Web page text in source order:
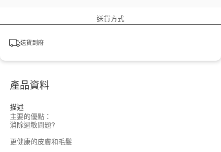
送貨方式
送貨到府
產品資料
描述
主要的優點：
消除過敏問題?
更健康的皮膚和毛髮